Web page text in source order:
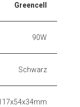
Greencell
90W
Schwarz